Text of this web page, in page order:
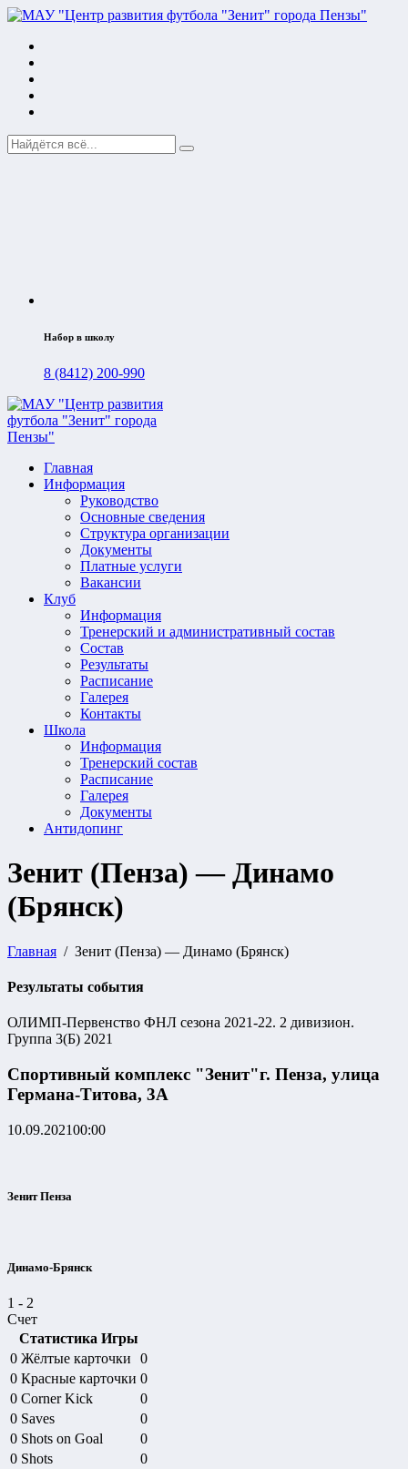
Набор в школу
8 (8412) 200-990
Главная
Информация
Руководство
Основные сведения
Структура организации
Документы
Платные услуги
Вакансии
Клуб
Информация
Тренерский и административный состав
Состав
Результаты
Расписание
Галерея
Контакты
Школа
Информация
Тренерский состав
Расписание
Галерея
Документы
Антидопинг
Зенит (Пенза) — Динамо
(Брянск)
Главная Зенит (Пенза) — Динамо (Брянск)
Результаты события
ОЛИМП-Первенство ФНЛ сезона 2021-22. 2 дивизион.
Группа 3(Б) 2021
Спортивный комплекс "Зенит"г. Пенза, улица
Германа-Титова, 3А
10.09.202100:00
Зенит Пенза
Динамо-Брянск
1 - 2
Счет
Статистика Игры
0 Жёлтые карточки
0
0 Красные карточки 0
0 Corner Kick
0
0 Saves
0
0 Shots on Goal
0
0 Shots
0